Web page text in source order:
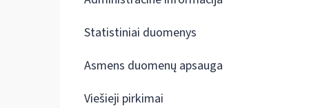
Statistiniai duomenys
Asmens duomenų apsauga
Viešieji pirkimai